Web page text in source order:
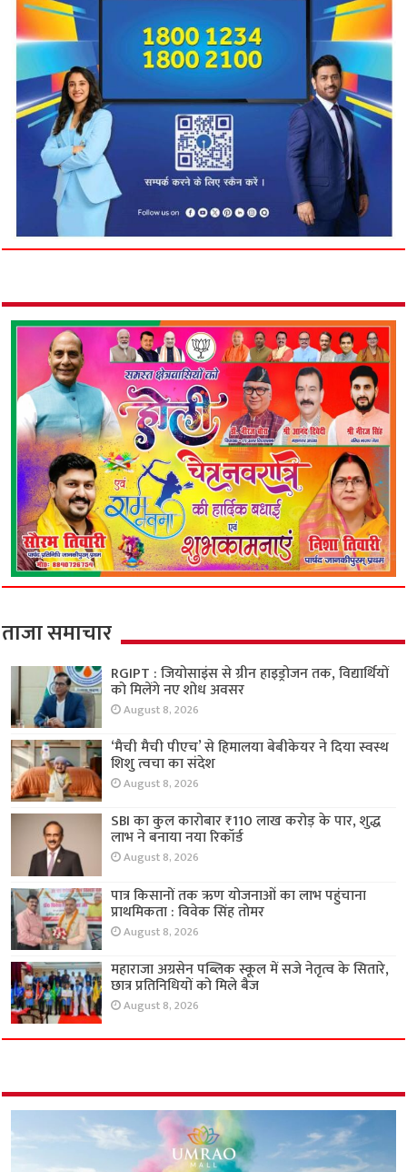
ताजा समाचार
RGIPT : जियोसाइंस से ग्रीन हाइड्रोजन तक, विद्यार्थियों
को मिलेंगे नए शोध अवसर
August 8, 2026
‘मैची मैची पीएच’ से हिमालया बेबीकेयर ने दिया स्वस्थ
शिशु त्वचा का संदेश
August 8, 2026
SBI का कुल कारोबार ₹110 लाख करोड़ के पार, शुद्ध
लाभ ने बनाया नया रिकॉर्ड
August 8, 2026
पात्र किसानों तक ऋण योजनाओं का लाभ पहुंचाना
प्राथमिकता : विवेक सिंह तोमर
August 8, 2026
महाराजा अग्रसेन पब्लिक स्कूल में सजे नेतृत्व के सितारे,
छात्र प्रतिनिधियों को मिले बैज
August 8, 2026